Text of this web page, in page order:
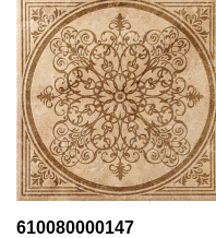
610080000147